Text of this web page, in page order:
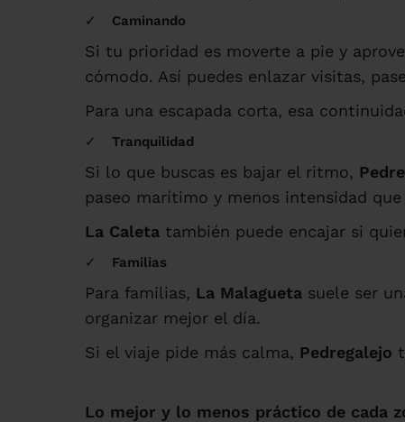
Caminando
Si tu prioridad es moverte a pie y
cómodo. Así puedes enlazar visitas,
Para una escapada corta, esa
Tranquilidad
Si lo que buscas es bajar el ritmo,
paseo marítimo y menos intensidad
La Caleta también puede encajar si
Familias
Para familias, La Malagueta suele ser
organizar mejor el día.
Si el viaje pide más calma, Pedregalejo
Lo mejor y lo menos práctico de cada